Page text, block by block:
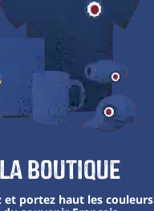
La boutique
et portez haut les couleurs